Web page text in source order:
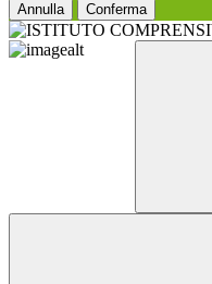
Annulla Conferma